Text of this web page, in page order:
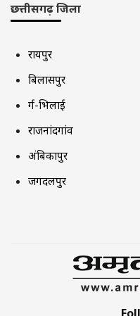
छत्तीसगढ़ जिला
रायपुर
बिलासपुर
दुर्ग-भिलाई
राजनांदगांव
अंबिकापुर
जगदलपुर